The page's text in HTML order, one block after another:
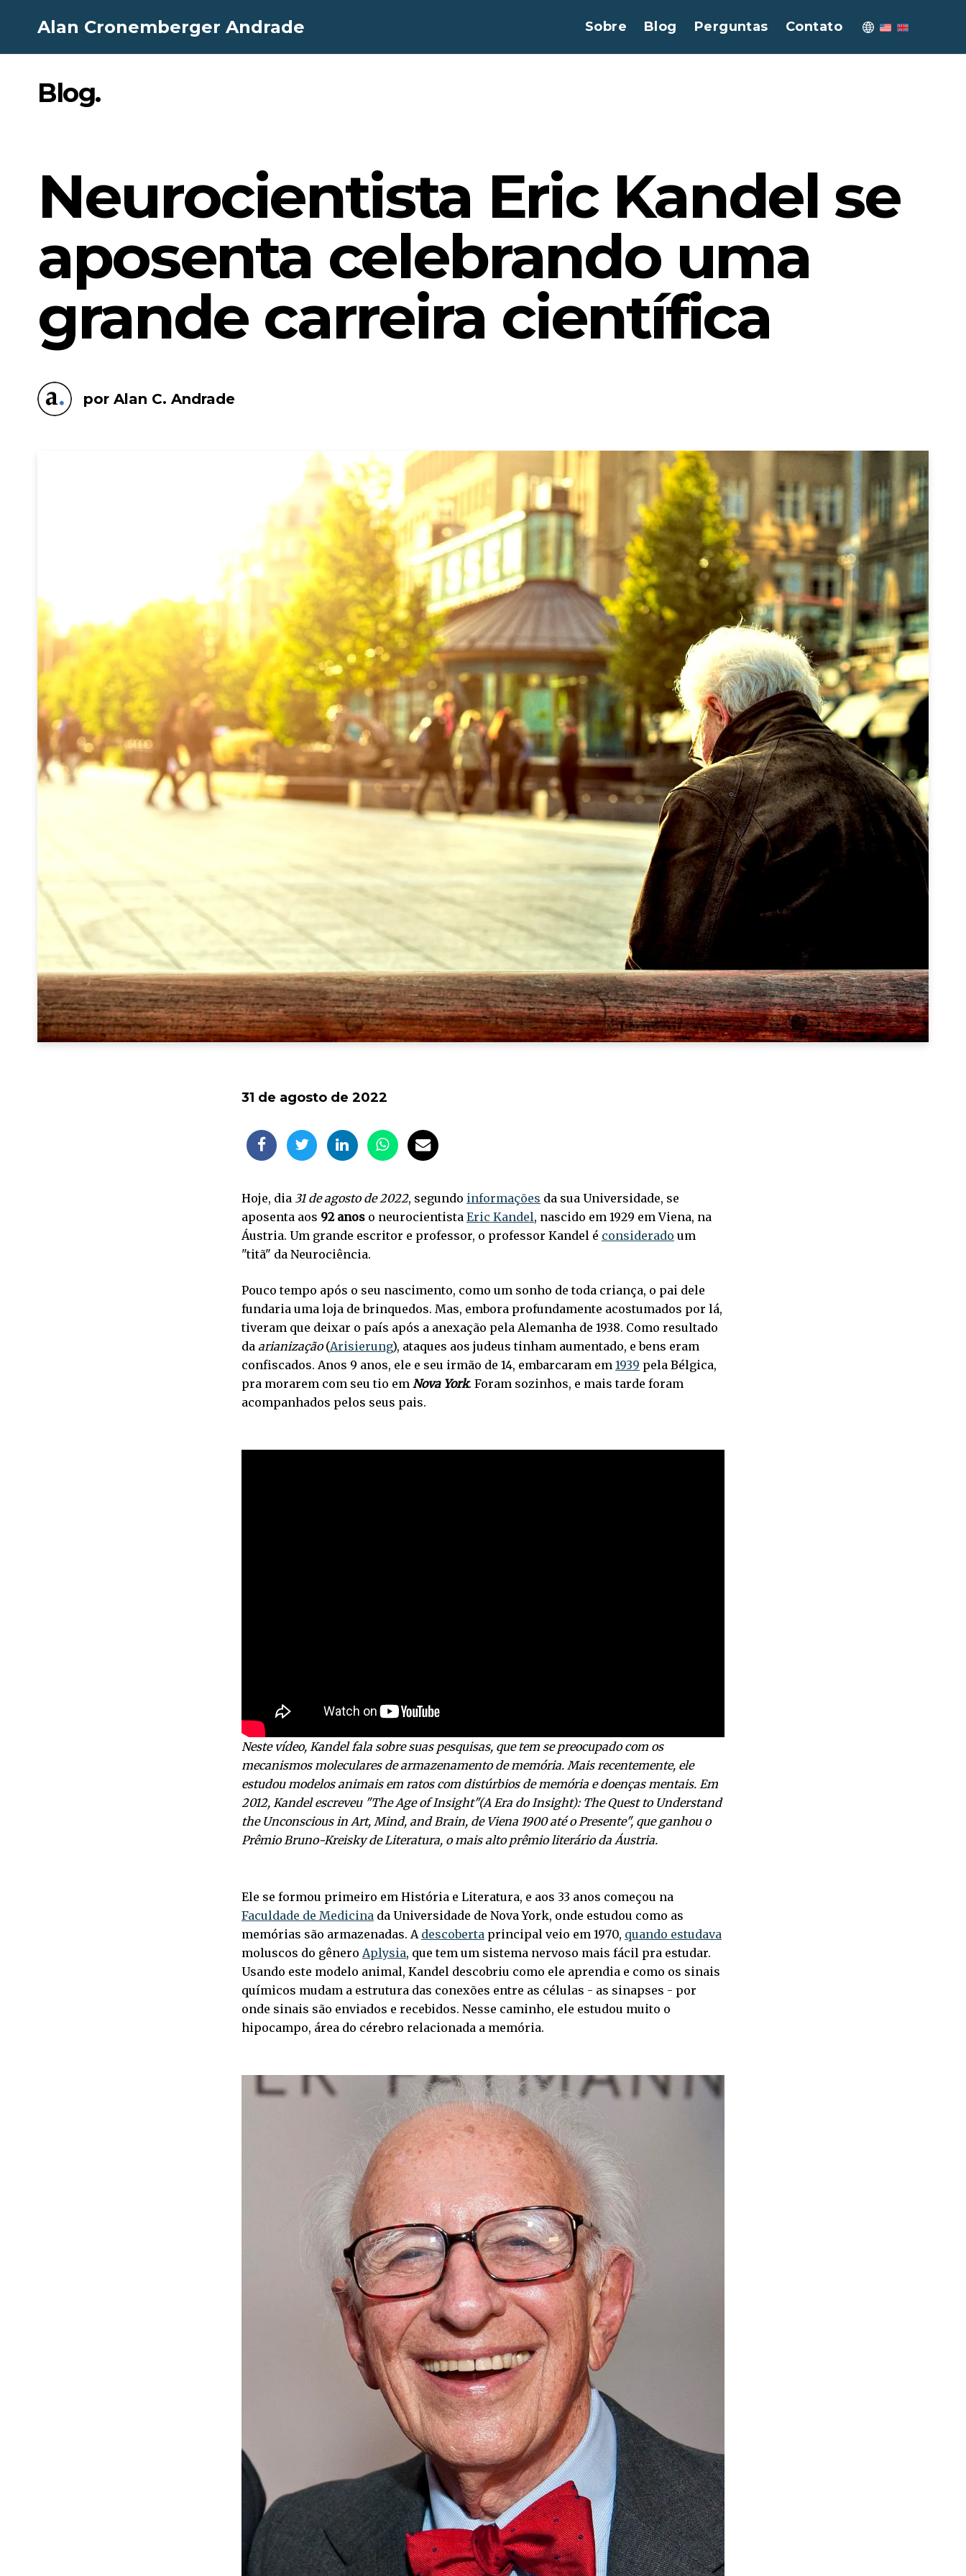
Alan Cronemberger Andrade Sobre Blog Perguntas Contato
Blog.
Neurocientista Eric Kandel se
aposenta celebrando uma
grande carreira científica
por Alan C. Andrade
31 de agosto de 2022
Hoje, dia 31 de agosto de 2022, segundo informações da sua Universidade, se
aposenta aos 92 anos o neurocientista Eric Kandel, nascido em 1929 em Viena, na
Áustria. Um grande escritor e professor, o professor Kandel é considerado um
"titã" da Neurociência.
Pouco tempo após o seu nascimento, como um sonho de toda criança, o pai dele
fundaria uma loja de brinquedos. Mas, embora profundamente acostumados por lá,
tiveram que deixar o país após a anexação pela Alemanha de 1938. Como resultado
da arianização(Arisierung), ataques aos judeus tinham aumentado, e bens eram
confiscados. Anos 9 anos, ele e seu irmão de 14, embarcaram em 1939 pela Bélgica,
pra morarem com seu tio em Nova York. Foram sozinhos, e mais tarde foram
acompanhados pelos seus pais.
Neste vídeo, Kandel fala sobre suas pesquisas, que tem se preocupado com os
mecanismos moleculares de armazenamento de memória. Mais recentemente, ele
estudou modelos animais em ratos com distúrbios de memória e doenças mentais. Em
2012, Kandel escreveu "The Age of Insight"(A Era do Insight): The Quest to Understand
the Unconscious in Art, Mind, and Brain, de Viena 1900 até o Presente", que ganhou o
Prêmio Bruno-Kreisky de Literatura, o mais alto prêmio literário da Áustria.
Ele se formou primeiro em História e Literatura, e aos 33 anos começou na
Faculdade de Medicina da Universidade de Nova York, onde estudou como as
memórias são armazenadas. A descoberta principal veio em 1970, quando estudava
moluscos do gênero Aplysia, que tem um sistema nervoso mais fácil pra estudar.
Usando este modelo animal, Kandel descobriu como ele aprendia e como os sinais
químicos mudam a estrutura das conexões entre as células - as sinapses - por
onde sinais são enviados e recebidos. Nesse caminho, ele estudou muito o
hipocampo, área do cérebro relacionada a memória.